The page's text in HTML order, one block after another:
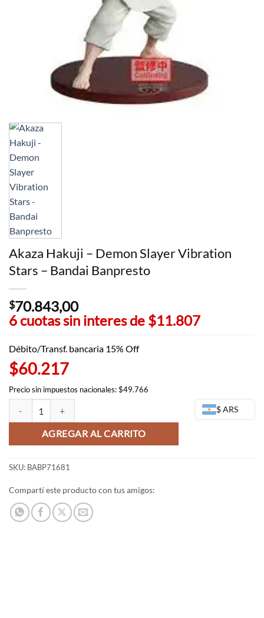
Akaza Hakuji – Demon Slayer Vibration
Stars – Bandai Banpresto
$70.843,00
6 cuotas sin interes de $11.807
Débito/Transf. bancaria 15% Off
$60.217
Precio sin impuestos nacionales: $49.766
$ ARS
Akaza Hakuji - Demon Slayer Vibration Stars - Bandai Banpresto
AGREGAR AL CARRITO
SKU: BABP71681
Compartí este producto con tus amigos: